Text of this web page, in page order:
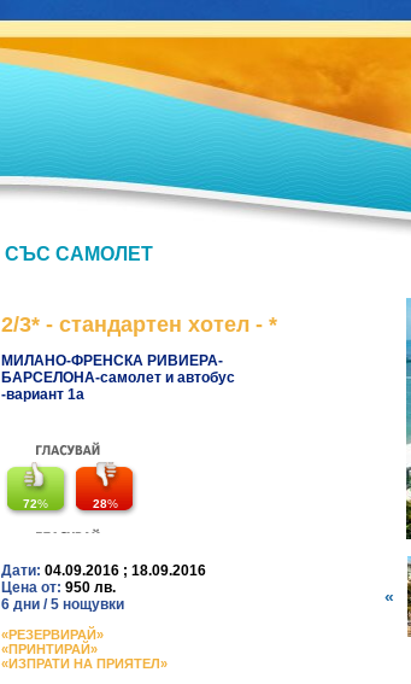
СЪС САМОЛЕТ
2/3* - стандартен хотел - *
МИЛАНО-ФРЕНСКА РИВИЕРА-
БАРСЕЛОНА-самолет и автобус
-вариант 1а
72% 28%
Дати: 04.09.2016 ; 18.09.2016
Цена от: 950 лв.
6 дни / 5 нощувки
«РЕЗЕРВИРАЙ»
«ПРИНТИРАЙ»
«ИЗПРАТИ НА ПРИЯТЕЛ»
«